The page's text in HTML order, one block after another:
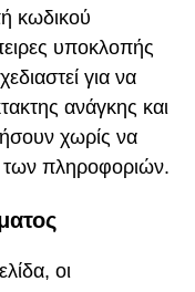
κωδικού
υποκλοπής
για να
ανάγκης και
χωρίς να
των πληροφοριών.
οι